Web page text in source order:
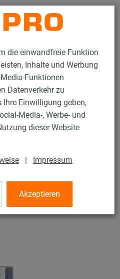
die einwandfreie Funktion
Inhalte und Werbung
Funktionen
Datenverkehr zu
Ihre Einwilligung geben,
Media-, Werbe- und
dieser Website
| Impressum
Akzeptieren
Kontakt
Rohrschellen
Typ H, M, T
H, Iso 9,5-16 mm, M10, 125